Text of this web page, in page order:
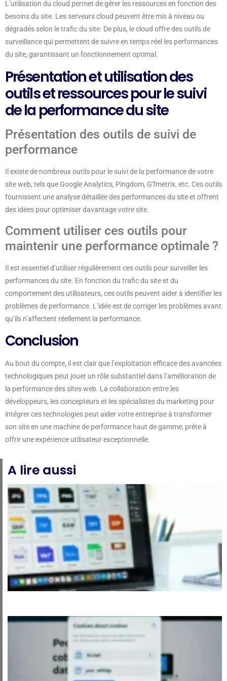
L’utilisation du cloud permet de gérer les ressources en fonction des
besoins du site. Les serveurs cloud peuvent être mis à niveau ou
dégradés selon le trafic du site. De plus, le cloud offre des outils de
surveillance qui permettent de suivre en temps réel les performances
du site, garantissant un fonctionnement optimal.
Présentation et utilisation des
outils et ressources pour le suivi
de la performance du site
Présentation des outils de suivi de
performance
Il existe de nombreux outils pour le suivi de la performance de votre
site web, tels que Google Analytics, Pingdom, GTmetrix, etc. Ces outils
fournissent une analyse détaillée des performances du site et offrent
des idées pour optimiser davantage votre site.
Comment utiliser ces outils pour
maintenir une performance optimale ?
Il est essentiel d’utiliser régulièrement ces outils pour surveiller les
performances du site. En fonction du trafic du site et du
comportement des utilisateurs, ces outils peuvent aider à identifier les
problèmes de performance. L’idée est de corriger les problèmes avant
qu’ils n’affectent réellement la performance.
Conclusion
Au bout du compte, il est clair que l’exploitation efficace des avancées
technologiques peut jouer un rôle substantiel dans l’amélioration de
la performance des sites web. La collaboration entre les
développeurs, les concepteurs et les spécialistes du marketing pour
intégrer ces technologies peut aider votre entreprise à transformer
son site en une machine de performance haut de gamme, prête à
offrir une expérience utilisateur exceptionnelle.
A lire aussi